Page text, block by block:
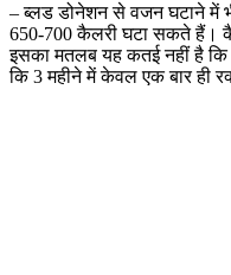
– ब्लड डोनेशन से वजन घटाने में
650-700 कैलरी घटा सकते हैं।
इसका मतलब यह कतई नहीं है
कि 3 महीने में केवल एक बार ही